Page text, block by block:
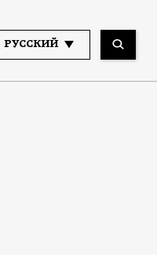
РУССКИЙ